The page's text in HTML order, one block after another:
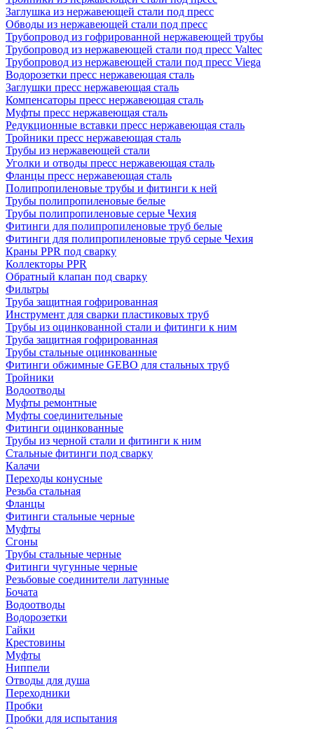
Заглушка из нержавеющей стали под пресс
Обводы из нержавеющей стали под пресс
Трубопровод из гофрированной нержавеющей трубы
Трубопровод из нержавеющей стали под пресс Valtec
Трубопровод из нержавеющей стали под пресс Viega
Водорозетки пресс нержавеющая сталь
Заглушки пресс нержавеющая сталь
Компенсаторы пресс нержавеющая сталь
Муфты пресс нержавеющая сталь
Редукционные вставки пресс нержавеющая сталь
Тройники пресс нержавеющая сталь
Трубы из нержавеющей стали
Уголки и отводы пресс нержавеющая сталь
Фланцы пресс нержавеющая сталь
Полипропиленовые трубы и фитинги к ней
Трубы полипропиленовые белые
Трубы полипропиленовые серые Чехия
Фитинги для полипропиленовые труб белые
Фитинги для полипропиленовые труб серые Чехия
Краны PPR под сварку
Коллекторы PPR
Обратный клапан под сварку
Фильтры
Труба защитная гофрированная
Инструмент для сварки пластиковых труб
Трубы из оцинкованной стали и фитинги к ним
Труба защитная гофрированная
Трубы стальные оцинкованные
Фитинги обжимные GEBO для стальных труб
Тройники
Водоотводы
Муфты ремонтные
Муфты соединительные
Фитинги оцинкованные
Трубы из черной стали и фитинги к ним
Стальные фитинги под сварку
Калачи
Переходы конусные
Резьба стальная
Фланцы
Фитинги стальные черные
Муфты
Сгоны
Трубы стальные черные
Фитинги чугунные черные
Резьбовые соединители латунные
Бочата
Водоотводы
Водорозетки
Гайки
Крестовины
Муфты
Ниппели
Отводы для душа
Переходники
Пробки
Пробки для испытания